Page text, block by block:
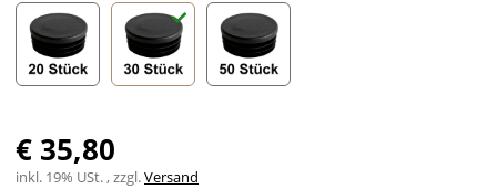
€ 35,80
inkl. 19% USt. , zzgl.Versand